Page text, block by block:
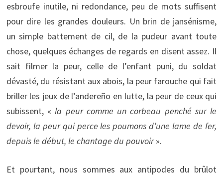
esbroufe inutile, ni redondance, peu de mots suffisent
pour dire les grandes douleurs. Un brin de jansénisme,
un simple battement de cil, de la pudeur avant toute
chose, quelques échanges de regards en disent assez. Il
sait filmer la peur, celle de l’enfant puni, du soldat
dévasté, du résistant aux abois, la peur farouche qui fait
briller les jeux de l’andereño en lutte, la peur de ceux qui
subissent, «la peur comme un corbeau penché sur le
devoir, la peur qui perce les poumons d’une lame de fer,
depuis le début, le chantage du pouvoir».
Et pourtant, nous sommes aux antipodes du brûlot